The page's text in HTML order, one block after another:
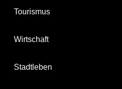
Tourismus
Wirtschaft
Stadtleben